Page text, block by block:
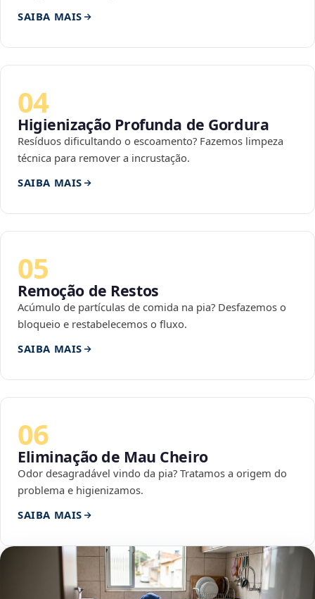
SAIBA MAIS
04
Higienização Profunda de Gordura
Resíduos dificultando o escoamento? Fazemos limpeza
técnica para remover a incrustação.
SAIBA MAIS
05
Remoção de Restos
Acúmulo de partículas de comida na pia? Desfazemos o
bloqueio e restabelecemos o fluxo.
SAIBA MAIS
06
Eliminação de Mau Cheiro
Odor desagradável vindo da pia? Tratamos a origem do
problema e higienizamos.
SAIBA MAIS